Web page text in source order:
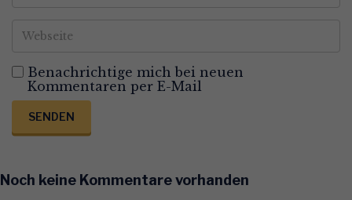
Benachrichtige mich bei neuen
Kommentaren per E-Mail
SENDEN
Noch keine Kommentare vorhanden